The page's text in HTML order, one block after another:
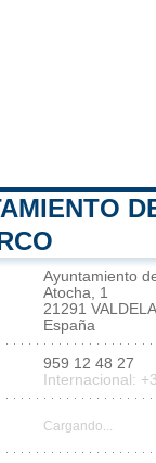
Ayuntamiento
Atocha, 1
21291
España
959 12 48 27
Internacional:
Cargando...